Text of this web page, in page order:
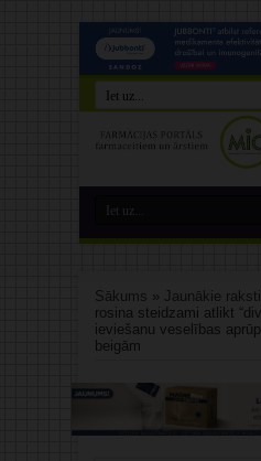
Sākums » Jaunākie raksti
rosina steidzami atlikt
ieviešanu veselības
beigām